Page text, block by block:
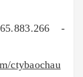
-
ctybaochau